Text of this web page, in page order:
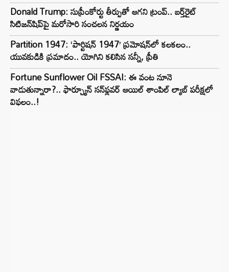
Donald Trump: సుప్రీంకోర్టు తీర్పుతో ఆగని ట్రంప్.. బర్త్‌రైట్
సిటిజన్‌షిప్‌పై మరోసారి సంచలన నిర్ణయం
Partition 1947: ‘పార్టిషన్ 1947’ ప్రమోషన్‌లో కలకలం..
యువకుడికి ప్రమాదం.. యోగిని కలిసిన సన్నీ, ప్రీతి
Fortune Sunflower Oil FSSAI: ఈ వంట నూనె
వాడుతున్నారా?.. ఫార్చ్యూన్ సన్‌ఫ్లవర్ ఆయిల్ శాంపిల్ ల్యాబ్ పరీక్షలో
విఫలం..!